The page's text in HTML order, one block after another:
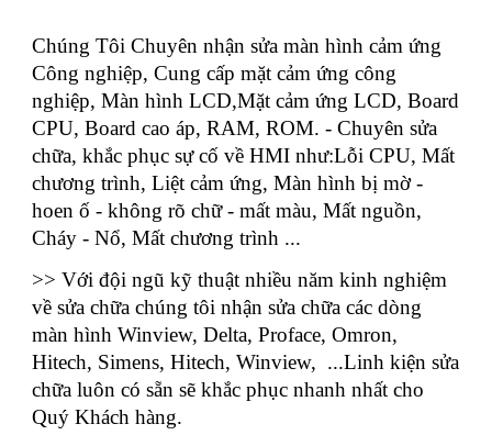
Chúng Tôi Chuyên nhận sửa màn hình cảm ứng
Công nghiệp, Cung cấp mặt cảm ứng công
nghiệp, Màn hình LCD,Mặt cảm ứng LCD, Board
CPU, Board cao áp, RAM, ROM. - Chuyên sửa
chữa, khắc phục sự cố về HMI như:Lỗi CPU, Mất
chương trình, Liệt cảm ứng, Màn hình bị mờ -
hoen ố - không rõ chữ - mất màu, Mất nguồn,
Cháy - Nổ, Mất chương trình ...
>> Với đội ngũ kỹ thuật nhiều năm kinh nghiệm
về sửa chữa chúng tôi nhận sửa chữa các dòng
màn hình Winview, Delta, Proface, Omron,
Hitech, Simens, Hitech, Winview, ...Linh kiện sửa
chữa luôn có sẵn sẽ khắc phục nhanh nhất cho
Quý Khách hàng.